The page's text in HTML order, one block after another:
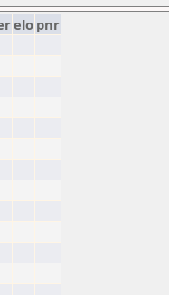
elo pnr